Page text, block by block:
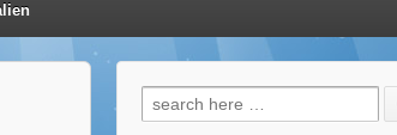
Recherche
pour: